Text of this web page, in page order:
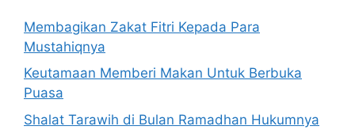
Membagikan Zakat Fitri Kepada Para
Mustahiqnya
Keutamaan Memberi Makan Untuk Berbuka
Puasa
Shalat Tarawih di Bulan Ramadhan Hukumnya